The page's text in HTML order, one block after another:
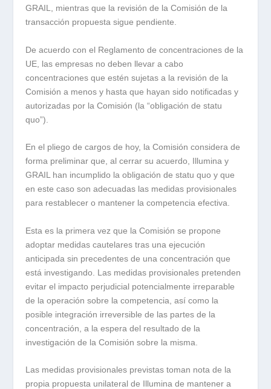
GRAIL, mientras que la revisión de la Comisión de la
transacción propuesta sigue pendiente.
De acuerdo con el Reglamento de concentraciones de la
UE, las empresas no deben llevar a cabo
concentraciones que estén sujetas a la revisión de la
Comisión a menos y hasta que hayan sido notificadas y
autorizadas por la Comisión (la “obligación de statu
quo”).
En el pliego de cargos de hoy, la Comisión considera de
forma preliminar que, al cerrar su acuerdo, Illumina y
GRAIL han incumplido la obligación de statu quo y que
en este caso son adecuadas las medidas provisionales
para restablecer o mantener la competencia efectiva.
Esta es la primera vez que la Comisión se propone
adoptar medidas cautelares tras una ejecución
anticipada sin precedentes de una concentración que
está investigando. Las medidas provisionales pretenden
evitar el impacto perjudicial potencialmente irreparable
de la operación sobre la competencia, así como la
posible integración irreversible de las partes de la
concentración, a la espera del resultado de la
investigación de la Comisión sobre la misma.
Las medidas provisionales previstas toman nota de la
propia propuesta unilateral de Illumina de mantener a